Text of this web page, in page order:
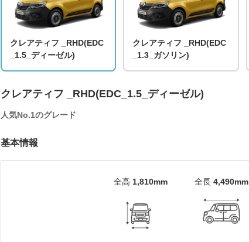
クレアティフ _RHD(EDC
_1.5_ディーゼル)
クレアティフ _RHD(EDC
_1.3_ガソリン)
クレアティフ _RHD(EDC_1.5_ディーゼル)
人気No.1のグレード
基本情報
全高 1,810mm 全長 4,490mm